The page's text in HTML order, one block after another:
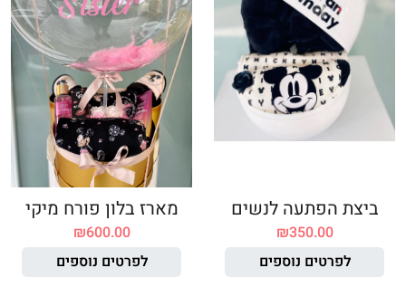
ביצת הפתעה לנשים
₪350.00
לפרטים נוספים
מארז בלון פורח מיקי
₪600.00
לפרטים נוספים